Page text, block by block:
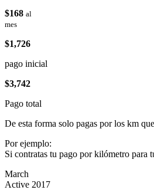
$168 al
mes
$1,726
pago inicial
$3,742
Pago total
De esta forma solo pagas por los km
Por ejemplo:
Si contratas tu pago por kilómetro para
March
Active 2017